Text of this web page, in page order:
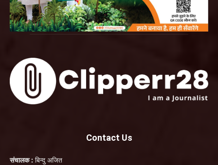
Contact Us
संचालक : बिन्दु अजित